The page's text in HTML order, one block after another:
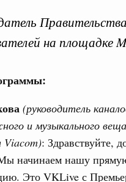
на площадке
(руководитель
и музыкального
Viacom): Здравствуйте,
начинаем нашу
Это VKLive с
Госсовета по
приняли участие в